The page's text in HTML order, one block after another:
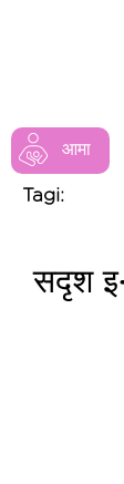
आमा
Tagi:
सदृश